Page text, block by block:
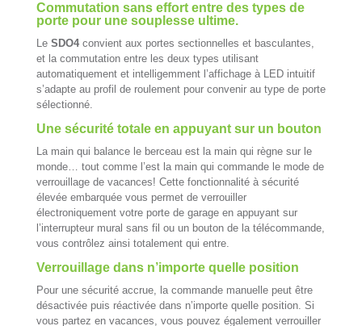
Commutation sans effort entre des types de
porte pour une souplesse ultime.
Le SDO4 convient aux portes sectionnelles et basculantes,
et la commutation entre les deux types utilisant
automatiquement et intelligemment l’affichage à LED intuitif
s’adapte au profil de roulement pour convenir au type de porte
sélectionné.
Une sécurité totale en appuyant sur un bouton
La main qui balance le berceau est la main qui règne sur le
monde… tout comme l’est la main qui commande le mode de
verrouillage de vacances! Cette fonctionnalité à sécurité
élevée embarquée vous permet de verrouiller
électroniquement votre porte de garage en appuyant sur
l’interrupteur mural sans fil ou un bouton de la télécommande,
vous contrôlez ainsi totalement qui entre.
Verrouillage dans n’importe quelle position
Pour une sécurité accrue, la commande manuelle peut être
désactivée puis réactivée dans n’importe quelle position. Si
vous partez en vacances, vous pouvez également verrouiller